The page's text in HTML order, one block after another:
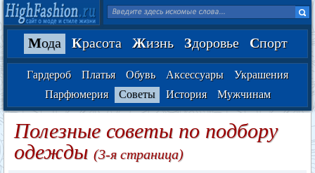
Мода Красота Жизнь Здоровье Спорт
Гардероб Платья Обувь Аксессуары
Украшения
Парфюмерия
Советы История Мужчинам
Полезные советы по подбору
одежды (3-я страница)